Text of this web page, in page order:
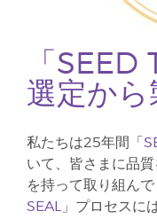
「SEED
選定から
私たちは25年間「
いて、皆さまに品
を持って取り組ん
SEAL
」プロセスに